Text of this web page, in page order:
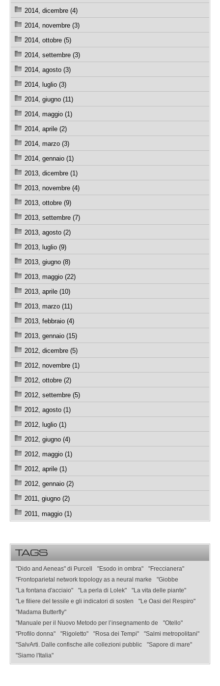
2014, dicembre (4)
2014, novembre (3)
2014, ottobre (5)
2014, settembre (3)
2014, agosto (3)
2014, luglio (3)
2014, giugno (11)
2014, maggio (1)
2014, aprile (2)
2014, marzo (3)
2014, gennaio (1)
2013, dicembre (1)
2013, novembre (4)
2013, ottobre (9)
2013, settembre (7)
2013, agosto (2)
2013, luglio (9)
2013, giugno (8)
2013, maggio (22)
2013, aprile (10)
2013, marzo (11)
2013, febbraio (4)
2013, gennaio (15)
2012, dicembre (5)
2012, novembre (1)
2012, ottobre (2)
2012, settembre (5)
2012, agosto (1)
2012, luglio (1)
2012, giugno (4)
2012, maggio (1)
2012, aprile (1)
2012, gennaio (2)
2011, giugno (2)
2011, maggio (1)
TAGS
"Dido and Aeneas" di Purcell "Esodo in ombra"
"Freccianera"
"Frontoparietal network topology as a neural marke
"Giobbe
"La fontana d'acciaio"
"La perla di Lolek"
"La vita delle piante"
"Le filiere del tessile e gli indicatori di sosten
"Le Oasi del Respiro"
"Madama Butterfly"
"Manuale per il Nuovo Metodo per l’insegnamento de
"Otello"
"Profilo donna"
"Rigoletto" "Rosa dei Tempi"
"Salmi metropolitani"
"SalvArti. Dalle confische alle collezioni pubblic
"Sapore di mare"
"Siamo l'Italia"